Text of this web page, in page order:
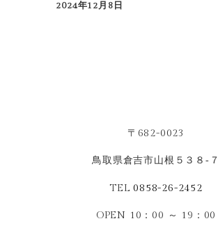
投稿日
2024年12月8日
〒682-0023
鳥取県倉吉市山根５３８‐７
TEL0858-26-2452
OPEN 10：00 ～ 19：00